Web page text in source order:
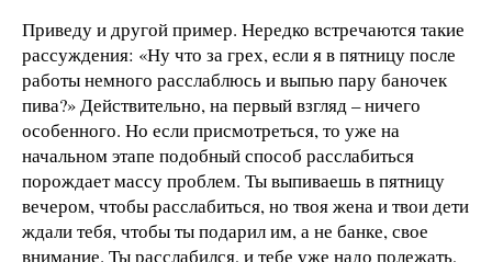
Приведу и другой пример. Нередко встречаются такие
рассуждения: «Ну что за грех, если я в пятницу после
работы немного расслаблюсь и выпью пару баночек
пива?» Действительно, на первый взгляд – ничего
особенного. Но если присмотреться, то уже на
начальном этапе подобный способ расслабиться
порождает массу проблем. Ты выпиваешь в пятницу
вечером, чтобы расслабиться, но твоя жена и твои дети
ждали тебя, чтобы ты подарил им, а не банке, свое
внимание. Ты расслабился, и тебе уже надо полежать,